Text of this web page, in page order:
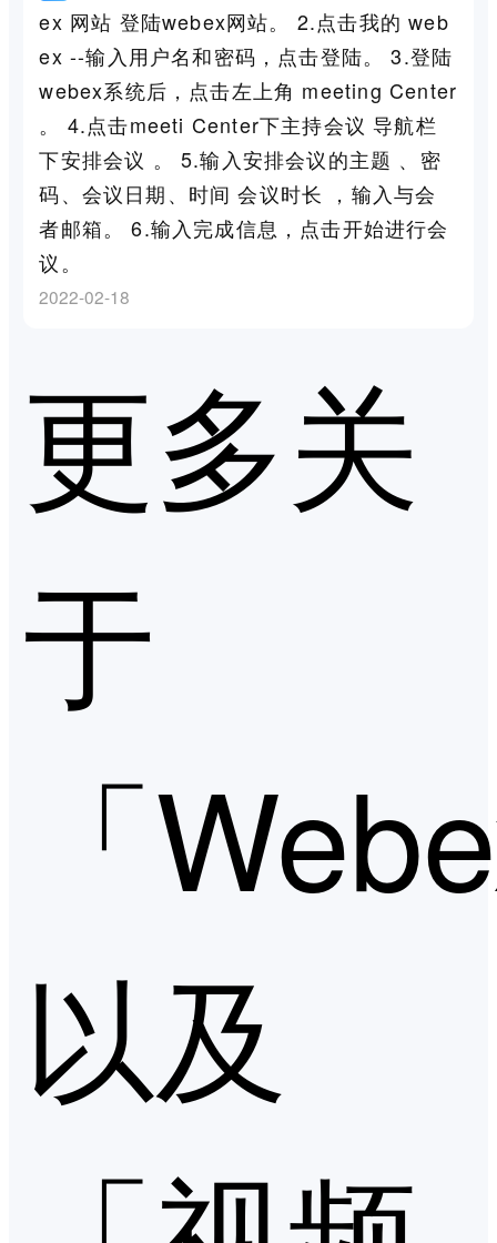
ex 网站 登陆webex网站。 2.点击我的 web
ex --输入用户名和密码，点击登陆。 3.登陆
webex系统后，点击左上角 meeting Center
。 4.点击meeti Center下主持会议 导航栏
下安排会议 。 5.输入安排会议的主题 、密
码、会议日期、时间 会议时长 ，输入与会
者邮箱。 6.输入完成信息，点击开始进行会
议。
2022-02-18
更多关
于
「
以及